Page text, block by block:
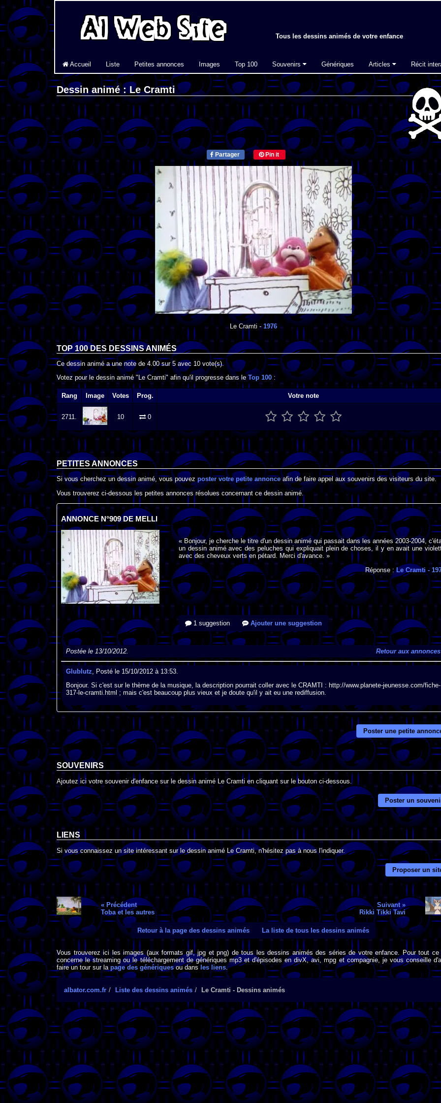
Tous les dessins animés de votre enfance
Accueil Liste Petites annonces Images Top 100 Souvenirs Génériques Articles Récit
Dessin animé : Le Cramti
Partager Pin it
Le Cramti -1976
TOP 100 DES DESSINS ANIMÉS
Ce dessin animé a une note de 4.00sur5 avec 10 vote(s).
Votez pour le dessin animé "Le Cramti" afin qu'il progresse dans leTop 100 :
Rang Image Votes Prog. Votre note
2711. 10 0
PETITES ANNONCES
Si vous cherchez un dessin animé, vous pouvez poster votre petite annonceafin de faire appel aux souvenirs des visiteurs du site.
Vous trouverez ci-dessous les petites annonces résolues concernant ce dessin animé.
ANNONCE N°909 DE MELLI
« Bonjour, je cherche le titre d'un dessin animé qui passait dans les années 2003-2004,
un dessin animé avec des peluches qui expliquait plein de choses, il y en avait une
avec des cheveux verts en pétard. Merci d'avance. »
Réponse :Le Cramti-
1 suggestion Ajouter une suggestion
Postée le 13/10/2012. Retour aux annonces
Glublutz , Posté le 15/10/2012 à 13:53.
Bonjour. Si c'est sur le thème de la musique, la description pourrait coller avec le CRAMTI : http://www.planete-jeunesse.com/fiche-
317-le-cramti.html ; mais c'est beaucoup plus vieux et je doute qu'il y ait eu une rediffusion.
Poster une petite
SOUVENIRS
Ajoutez ici votre souvenir d'enfance sur le dessin animé Le Cramti en cliquant sur le bouton ci-dessous.
Poster un
LIENS
Si vous connaissez un site intéressant sur le dessin animé Le Cramti, n'hésitez pas à nous l'indiquer.
Proposer un
« Précédent
Toba et les autres
Suivant »
Rikki Tikki Tavi
Retour à la page des dessins animés La liste de tous les dessins animés
Vous trouverez ici les images (aux formats gif, jpg et png) de tous les dessins animés des séries de votre enfance. Pour tout ce
concerne le streaming ou le téléchargement de génériques mp3 et d'épisodes en divX, avi, mpg et compagnie, je vous conseille
faire un tour sur lapage des génériquesou dans les liens.
albator.com.fr Liste des dessins animés Le Cramti - Dessins animés